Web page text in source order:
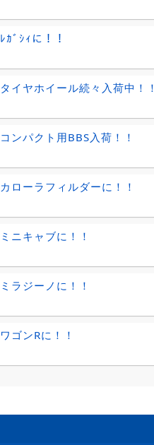
ﾚｶﾞｼｨに！！
タイヤホイール続々入荷中！！
コンパクト用BBS入荷！！
カローラフィルダーに！！
ミニキャブに！！
ミラジーノに！！
ワゴンRに！！